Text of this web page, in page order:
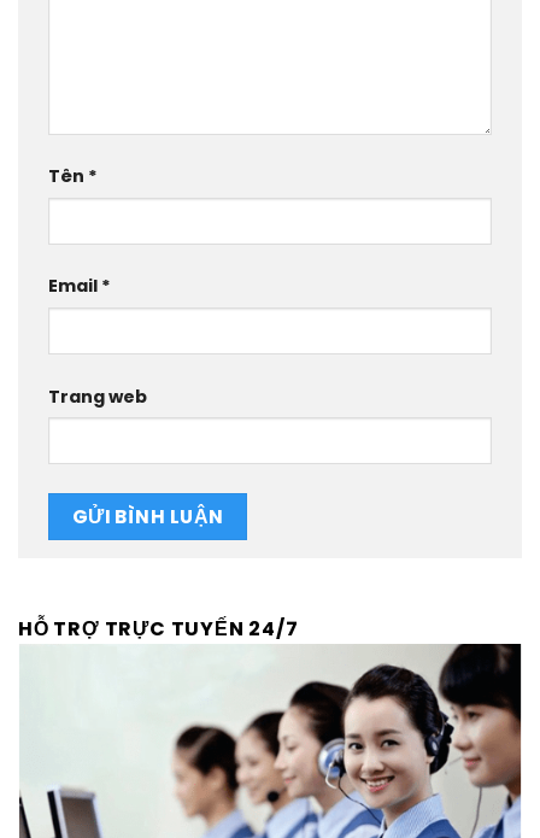
Tên *
Email *
Trang web
HỖ TRỢ TRỰC TUYẾN 24/7